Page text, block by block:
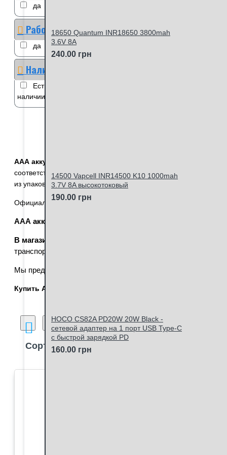
18650 Quantum INR18650 3800mah
3.6V 8A
240.00 грн
14500 Vapcell INR14500 K10 1000mah
3.7V 8A высокотоковый
190.00 грн
HOCO CS82A PD20W 20W Black -
сетевой адаптер на 1 порт USB Type-C
c быстрой зарядкой PD
160.00 грн
да
Работа из упаковки
да
Наличие
Есть в наличии
наличии
ААА аккумуляторы польской торговой марки EverActive
соответствует заявленной (разброс ёмкости по тестам
из упаковки без необходимости предварительного заряда
Официальный сайт компании
ААА аккумуляторы Everactive
В магазине Баттерекс Вы можете купить аккумуляторы
транспортировки пластиковых боксах или кейсах, а также
Мы предоставляем гарантию на АА аккумуляторы
Купить ААА аккумуляторы Эверактив Вы можете в
Сравнение товаров
Сортировка: